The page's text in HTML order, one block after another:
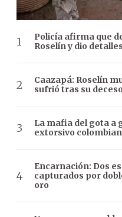
Policía afirma que
Roselín y dio
Caazapá: Roselín
sufrió tras su
La mafia del gota a
extorsivo
Encarnación: Dos
capturados por
oro